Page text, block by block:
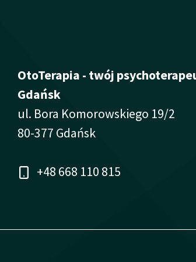
OtoTerapia - twój
Gdańsk
ul. Bora Komorowskiego 19/2
80-377 Gdańsk
+48 668 110 815